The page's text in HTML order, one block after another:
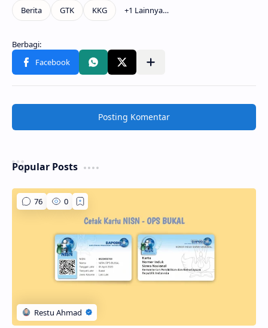
Posting Komentar
Popular Posts